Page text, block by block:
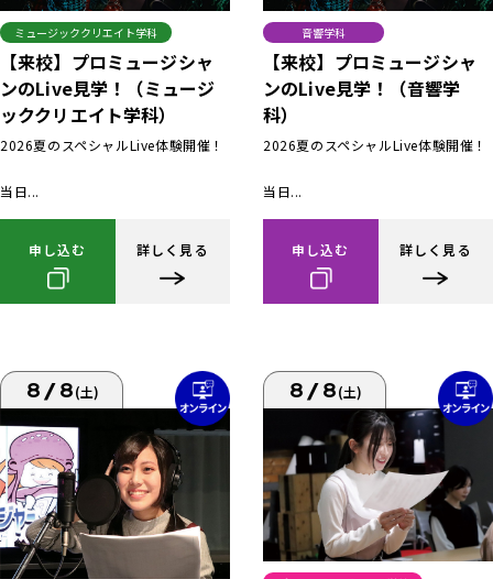
ミュージッククリエイト学科
【来校】プロミュージシャ
ンのLive見学！（ミュージ
ッククリエイト学科）
2026夏のスペシャルLive体験開催！
当日...
申し込む 詳しく見る
音響学科
【来校】プロミュージシャ
ンのLive見学！（音響学
科）
2026夏のスペシャルLive体験開催！
当日...
申し込む 詳しく見る
8/8(土) 8/8(土)